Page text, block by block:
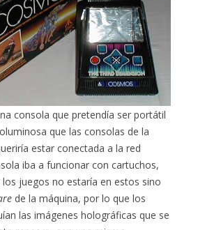
consola que pretendía ser portátil
que las consolas de la
estar conectada a la red
iba a funcionar con cartuchos,
juegos no estaría en estos sino
de la máquina, por lo que los
las imágenes holográficas que se